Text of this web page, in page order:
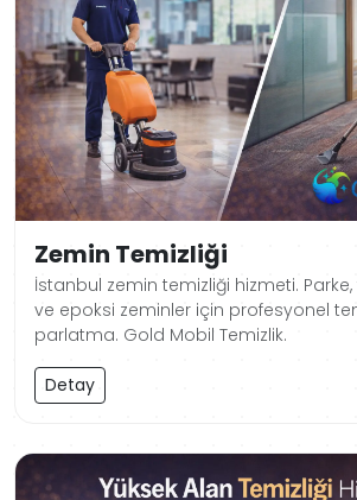
Zemin Temizliği
İstanbul zemin temizliği hizmeti.
ve epoksi zeminler için profesyonel
parlatma. Gold Mobil Temizlik.
Detay